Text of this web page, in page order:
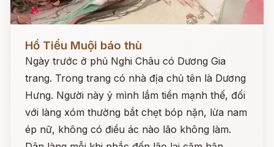
Đọc ngay
Hồ Tiểu Muội báo thù
Ngày trước ở phủ Nghi Châu có Dương Gia
trang. Trong trang có nhà địa chủ tên là Dương
Hưng. Người này ỷ mình lắm tiền mạnh thế, đối
với làng xóm thường bắt chẹt bóp nặn, lừa nam
ép nữ, không có điều ác nào lão không làm.